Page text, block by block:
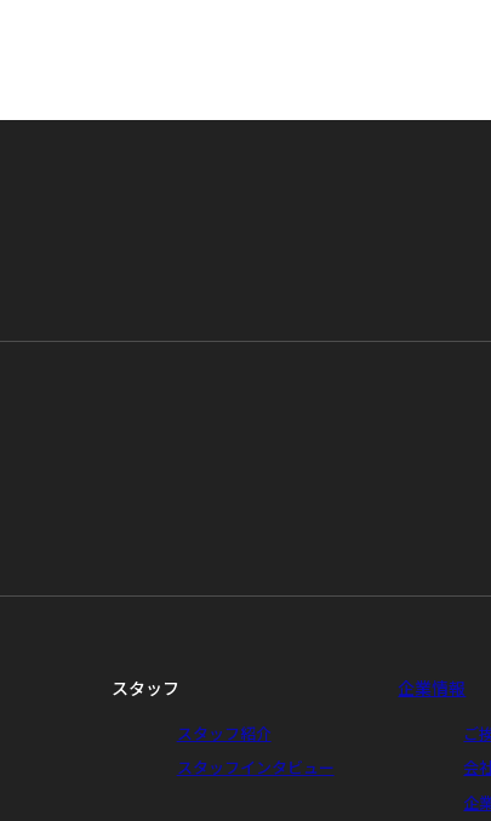
スタッフ
スタッフ紹介
スタッフインタビュー
企業情報
ご
会
企